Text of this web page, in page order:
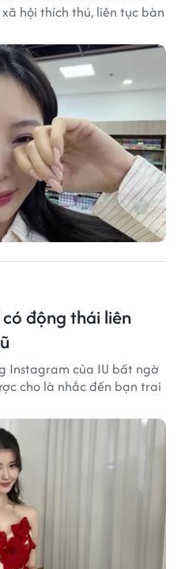
hội thích thú, liên tục bàn
động thái liên
Instagram của IU bất ngờ
cho là nhắc đến bạn trai